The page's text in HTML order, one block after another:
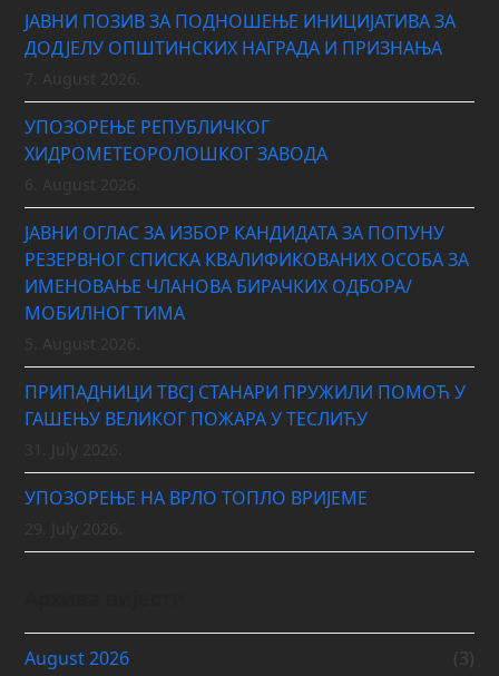
ЈАВНИ ПОЗИВ ЗА ПОДНОШЕЊЕ ИНИЦИЈАТИВА ЗА
ДОДЈЕЛУ ОПШТИНСКИХ НАГРАДА И ПРИЗНАЊА
УПОЗОРЕЊЕ РЕПУБЛИЧКОГ
ХИДРОМЕТЕОРОЛОШКОГ ЗАВОДА
ЈАВНИ ОГЛАС ЗА ИЗБОР КАНДИДАТА ЗА ПОПУНУ
РЕЗЕРВНОГ СПИСКА КВАЛИФИКОВАНИХ ОСОБА ЗА
ИМЕНОВАЊЕ ЧЛАНОВА БИРАЧКИХ ОДБОРА/
МОБИЛНОГ ТИМА
ПРИПАДНИЦИ ТВСЈ СТАНАРИ ПРУЖИЛИ ПОМОЋ У
ГАШЕЊУ ВЕЛИКОГ ПОЖАРА У ТЕСЛИЋУ
УПОЗОРЕЊЕ НА ВРЛО ТОПЛО ВРИЈЕМЕ
August 2026 (3)